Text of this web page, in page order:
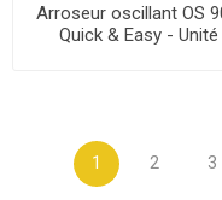
Arroseur oscillant OS
Quick & Easy - Unité
1 2 3